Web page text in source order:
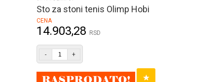
Sto za stoni tenis Olimp Hobi
CENA
14.903,28 RSD
- +